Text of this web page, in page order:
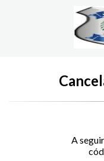
A